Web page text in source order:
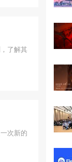
了解其
次新的